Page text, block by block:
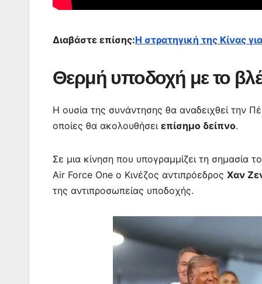
Διαβάστε επίσης:Η στρατηγική της Κίνας
Θερμή υποδοχή με το
Η ουσία της συνάντησης θα αναδειχθεί την
οποίες θα ακολουθήσει επίσημο δείπνο.
Σε μια κίνηση που υπογραμμίζει τη σημασία
Air Force One ο Κινέζος αντιπρόεδρος Χαν
της αντιπροσωπείας υποδοχής.